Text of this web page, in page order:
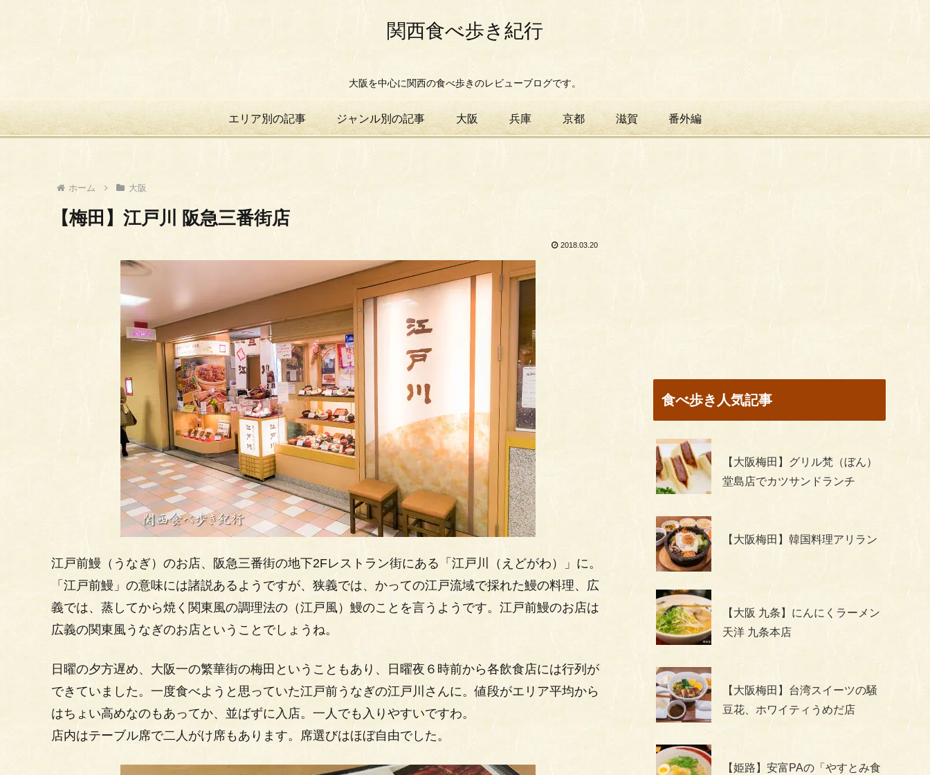
関西食べ歩き紀行
大阪を中心に関西の食べ歩きのレビューブログです。
エリア別の記事 ジャンル別の記事 大阪 兵庫 京都 滋賀 番外編
ホーム 大阪
【梅田】江戸川 阪急三番街店
2018.03.20
江戸前鰻（うなぎ）のお店、阪急三番街の地下2Fレストラン街にある「江戸川（えどがわ）」に。
「江戸前鰻」の意味には諸説あるようですが、狭義では、かっての江戸流域で採れた鰻の料理、広
義では、蒸してから焼く関東風の調理法の（江戸風）鰻のことを言うようです。江戸前鰻のお店は
広義の関東風うなぎのお店ということでしょうね。
日曜の夕方遅め、大阪一の繁華街の梅田ということもあり、日曜夜６時前から各飲食店には行列が
できていました。一度食べようと思っていた江戸前うなぎの江戸川さんに。値段がエリア平均から
はちょい高めなのもあってか、並ばずに入店。一人でも入りやすいですわ。
店内はテーブル席で二人がけ席もあります。席選びはほぼ自由でした。
食べ歩き人気記事
【大阪梅田】グリル梵（ぼん）
堂島店でカツサンドランチ
【大阪梅田】韓国料理アリラン
【大阪 九条】にんにくラーメン
天洋 九条本店
【大阪梅田】台湾スイーツの騒
豆花、ホワイティうめだ店
【姫路】安富PAの「やすとみ食